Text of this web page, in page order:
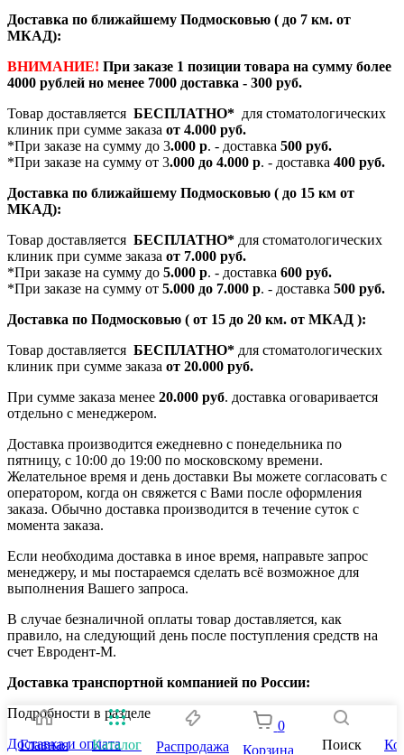
Доставка по ближайшему Подмосковью ( до 7 км. от
МКАД):
ВНИМАНИЕ! При заказе 1 позиции товара на сумму более
4000 рублей но менее 7000 доставка - 300 руб.
Товар доставляется БЕСПЛАТНО* для стоматологических
клиник при сумме заказа от 4.000 руб.
*При заказе на сумму до 3.000 р. - доставка 500 руб.
*При заказе на сумму от 3.000 до 4.000 р. - доставка 400 руб.
Доставка по ближайшему Подмосковью ( до 15 км от
МКАД):
Товар доставляется БЕСПЛАТНО* для стоматологических
клиник при сумме заказа от 7.000 руб.
*При заказе на сумму до 5.000 р. - доставка 600 руб.
*При заказе на сумму от 5.000 до 7.000 р. - доставка 500 руб.
Доставка по Подмосковью ( от 15 до 20 км. от МКАД ):
Товар доставляется БЕСПЛАТНО* для стоматологических
клиник при сумме заказа от 20.000 руб.
При сумме заказа менее 20.000 руб. доставка оговаривается
отдельно с менеджером.
Доставка производится ежедневно с понедельника по
пятницу, с 10:00 до 19:00 по московскому времени.
Желательное время и день доставки Вы можете согласовать с
оператором, когда он свяжется с Вами после оформления
заказа. Обычно доставка производится в течение суток с
момента заказа.
Если необходима доставка в иное время, направьте запрос
менеджеру, и мы постараемся сделать всё возможное для
выполнения Вашего запроса.
В случае безналичной оплаты товар доставляется, как
правило, на следующий день после поступления средств на
счет Евродент-М.
Доставка транспортной компанией по России:
Подробности в разделе
Доставка и оплата
Главная Каталог Распродажа
0
Корзина
Поиск